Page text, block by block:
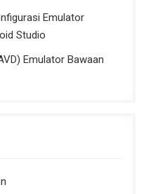
Emulator
Studio
Emulator Bawaan